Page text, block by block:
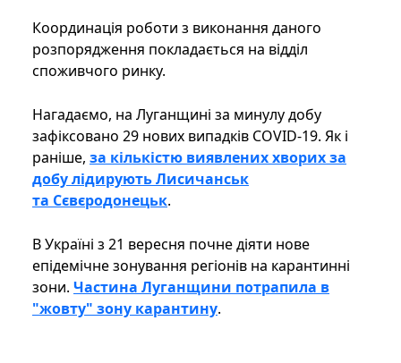
Координація роботи з виконання даного
розпорядження покладається на відділ
споживчого ринку.
Нагадаємо, на Луганщині за минулу добу
зафіксовано 29 нових випадків COVID-19. Як і
раніше, за кількістю виявлених хворих за
добу лідирують Лисичанськ
та Сєвєродонецьк.
В Україні з 21 вересня почне діяти нове
епідемічне зонування регіонів на карантинні
зони. Частина Луганщини потрапила в
"жовту" зону карантину.